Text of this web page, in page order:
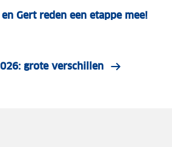
Gert reden een etappe mee!
grote verschillen